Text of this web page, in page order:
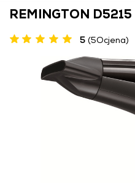
REMINGTON
5 (5Ocjena)